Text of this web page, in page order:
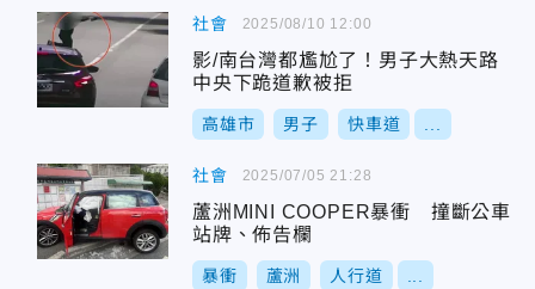
社會
影/南台灣都尷尬了！男子大熱天路
中央下跪道歉被拒
高雄市 男子 快車道
2025/08/10 12:00
社會
蘆洲MINI COOPER暴衝 撞斷公車
站牌、佈告欄
暴衝 蘆洲 人行道
2025/07/05 21:28